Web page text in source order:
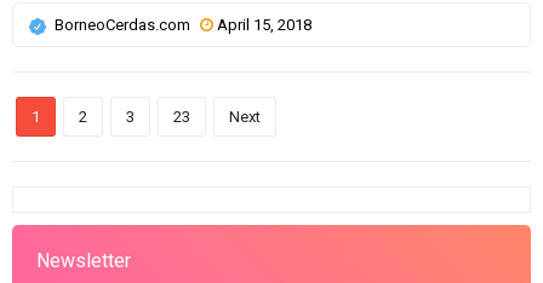
BorneoCerdas.com April 15, 2018
1 2 3 23 Next
Newsletter